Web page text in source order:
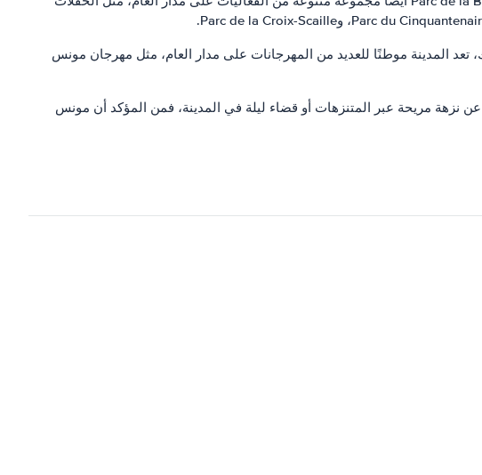
تعد المدينة موطنًا للعديد من المهرجانات على مدار العام، مثل مهرجان مونس
نزهة مريحة عبر المتنزهات أو قضاء ليلة في المدينة، فمن المؤكد أن مونس